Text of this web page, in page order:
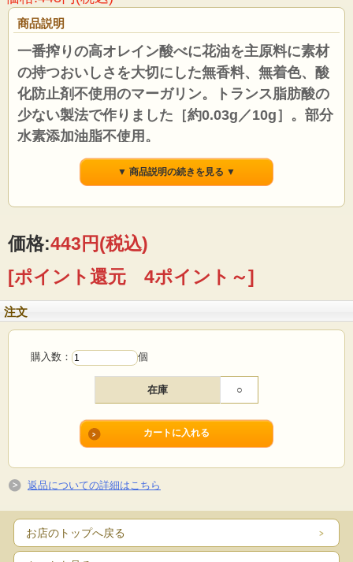
商品説明
一番搾りの高オレイン酸べに花油を主原料に素材
の持つおいしさを大切にした無香料、無着色、酸
化防止剤不使用のマーガリン。トランス脂肪酸の
少ない製法で作りました［約0.03g／10g］。部分
水素添加油脂不使用。
●高オレイン酸べに花油を使用し、製品中にオレイン酸を含んでおります。
▼ 商品説明の続きを見る ▼
価格:443円(税込)
[ポイント還元 4ポイント～]
注文
購入数： 個
在庫 ○
返品についての詳細はこちら
お店のトップへ戻る